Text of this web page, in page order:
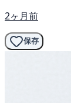
2ヶ月前
保存